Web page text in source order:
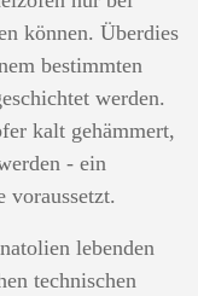
können. Überdies
bestimmten
werden.
kalt gehämmert,
- ein
voraussetzt.
lebenden
technischen